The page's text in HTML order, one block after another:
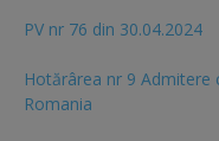
PV nr 76 din 30.04.2024
Hotărârea nr 9 Admitere
Romania